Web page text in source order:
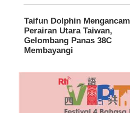
Taifun Dolphin Mengancam
Perairan Utara Taiwan,
Gelombang Panas 38C
Membayangi